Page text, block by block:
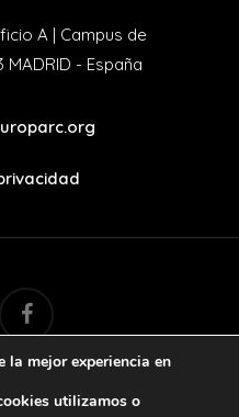
A | Campus de
- España
facebook
love byMr. Addison
la mejor experiencia en
utilizamos o